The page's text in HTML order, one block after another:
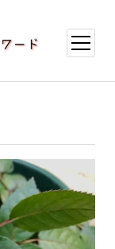
open
menu